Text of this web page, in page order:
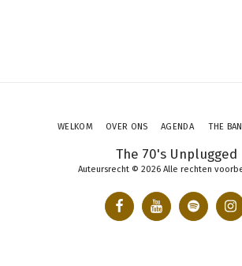
The 70's Unplugged
Auteursrecht © 2026 Alle rechten
WELKOM OVER ONS AGENDA THE